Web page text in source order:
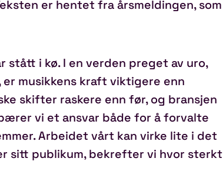
er hentet fra årsmeldingen, som
i kø. I en verden preget av uro,
musikkens kraft viktigere enn
skifter raskere enn før, og bransjen
vi et ansvar både for å forvalte
Arbeidet vårt kan virke lite i det
sitt publikum, bekrefter vi hvor sterkt